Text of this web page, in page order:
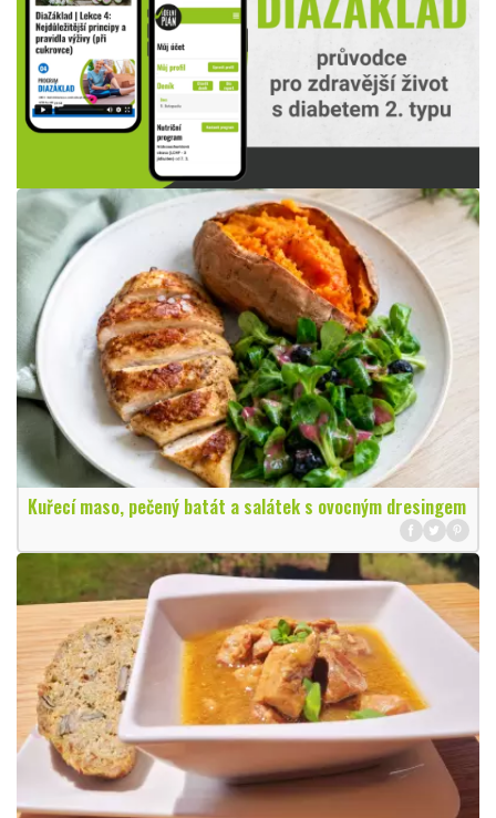
Kuřecí maso, pečený batát a salátek s ovocným dresingem